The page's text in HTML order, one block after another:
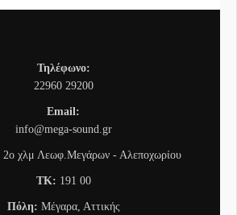
Τηλέφωνο:
22960 29200
Email:
info@mega-sound.gr
2o χλμ Λεωφ.Μεγάρων - Αλεποχωρίου
TK: 191 00
Πόλη: Μέγαρα, Αττικής